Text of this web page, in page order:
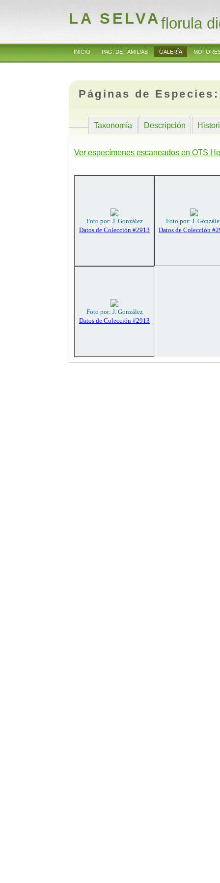
LA SELVAflorula
INICIO PAG. DE FAMILIAS GALERÍA
Páginas de
Taxonomía Descripción
Ver especímenes escaneados en OTS
Foto por: J. González
Datos de Colección #2913
Foto por: J.
Datos de Colección
Foto por: J. González
Datos de Colección #2913